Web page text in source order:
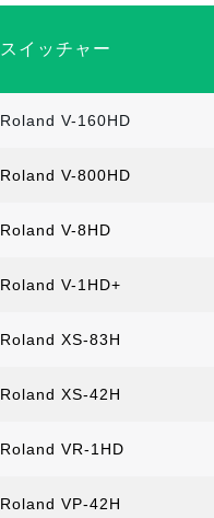
スイッチャー
Roland V-160HD
Roland V-800HD
Roland V-8HD
Roland V-1HD+
Roland XS-83H
Roland XS-42H
Roland VR-1HD
Roland VP-42H